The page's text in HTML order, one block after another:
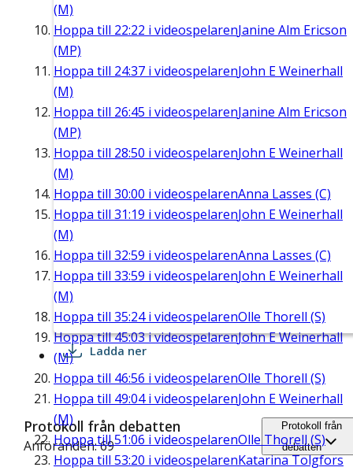
(M)
Hoppa till 22:22 i videospelarenJanine Alm Ericson
(MP)
Hoppa till 24:37 i videospelarenJohn E Weinerhall
(M)
Hoppa till 26:45 i videospelarenJanine Alm Ericson
(MP)
Hoppa till 28:50 i videospelarenJohn E Weinerhall
(M)
Hoppa till 30:00 i videospelarenAnna Lasses (C)
Hoppa till 31:19 i videospelarenJohn E Weinerhall
(M)
Hoppa till 32:59 i videospelarenAnna Lasses (C)
Hoppa till 33:59 i videospelarenJohn E Weinerhall
(M)
Hoppa till 35:24i videospelarenOlle Thorell (S)
Hoppa till45:03i videospelarenJohn E Weinerhall
(M)
Hoppa till 46:56 i videospelarenOlle Thorell (S)
Hoppa till 49:04i videospelarenJohn E Weinerhall
(M)
Hoppa till51:06 i videospelarenOlle Thorell (S)
Hoppa till 53:20 i videospelarenKatarina Tolgfors
Ladda ner
Protokoll från debatten
Anföranden: 69
Protokoll från
debatten